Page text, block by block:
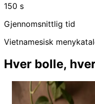
150 s
Gjennomsnittlig tid
Vietnamesisk
Hver bolle,